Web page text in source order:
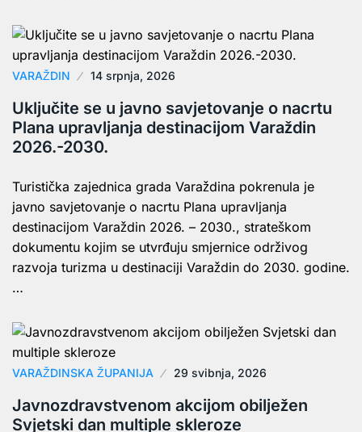
VARAŽDIN 14 srpnja, 2026
Uključite se u javno savjetovanje o nacrtu
Plana upravljanja destinacijom Varaždin
2026.-2030.
Turistička zajednica grada Varaždina pokrenula je
javno savjetovanje o nacrtu Plana upravljanja
destinacijom Varaždin 2026. – 2030., strateškom
dokumentu kojim se utvrđuju smjernice održivog
razvoja turizma u destinaciji Varaždin do 2030. godine.
…
VARAŽDINSKA ŽUPANIJA 29 svibnja, 2026
Javnozdravstvenom akcijom obilježen
Svjetski dan multiple skleroze